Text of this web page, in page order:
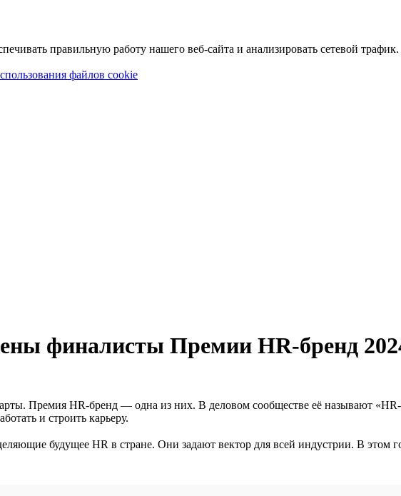
правильную работу нашего веб-сайта и анализировать сетевой трафик.
файлов cookie
финалисты Премии HR-бренд
Премия HR-бренд — одна из них. В деловом сообществе её называют
и строить карьеру.
будущее HR в стране. Они задают вектор для всей индустрии. В этом